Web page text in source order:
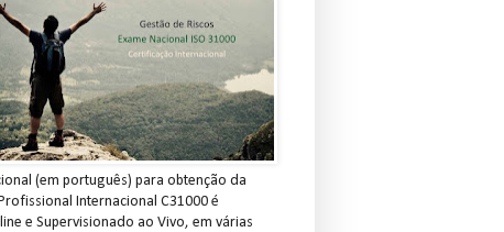
(em português) para obtenção da
Internacional C31000 é
e Supervisionado ao Vivo, em várias